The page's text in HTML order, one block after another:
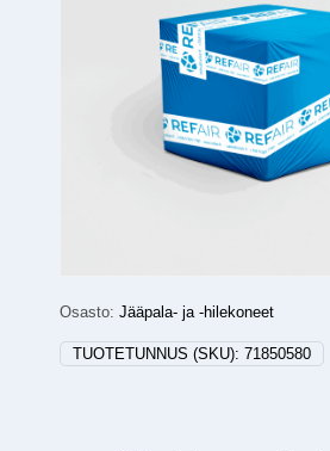
Osasto: Jääpala- ja -hilekoneet
TUOTETUNNUS (SKU): 71850580